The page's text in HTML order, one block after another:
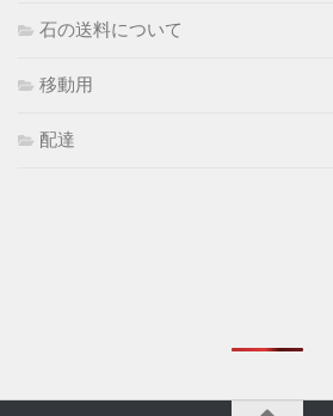
石の送料について
移動用
配達